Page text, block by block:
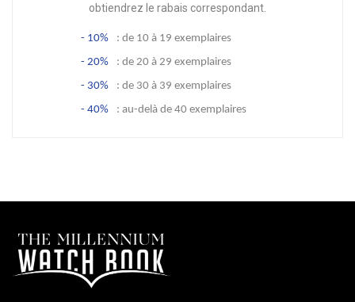
obtiendrez le rabais correspondant.
- 10%
: de 10 à 19 exemplaires
- 20%
: de 20 à 29 exemplaires
- 30%
: de 30 à 39 exemplaires
- 40%
: au-delà de 40 exemplaires